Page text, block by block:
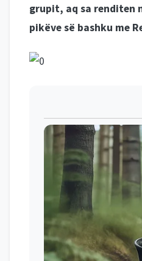
grupit, aq sa renditen
pikëve së bashku me